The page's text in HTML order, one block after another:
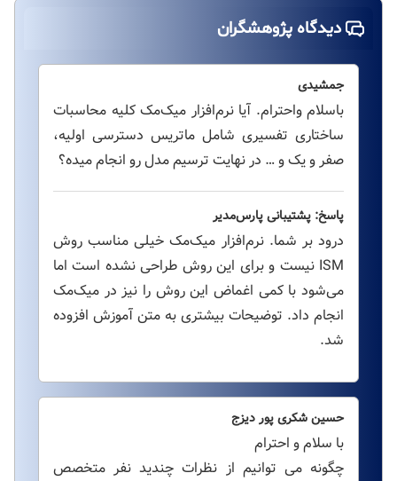
دیدگاه پژوهشگران
جمشیدی
باسلام واحترام. آیا نرم‌افزار میک‌مک کلیه محاسبات
ساختاری تفسیری شامل ماتریس دسترسی اولیه،
صفر و یک و … در نهایت ترسیم مدل رو انجام میده؟
پاسخ: پشتیبانی پارس‌مدیر
درود بر شما. نرم‌افزار میک‌مک خیلی مناسب روش
ISM نیست و برای این روش طراحی نشده است اما
می‌شود با کمی اغماض این روش را نیز در میک‌مک
انجام داد. توضیحات بیشتری به متن آموزش افزوده
شد.
حسین شکری پور دیزج
با سلام و احترام
چگونه می توانیم از نظرات چندید نفر متخصص